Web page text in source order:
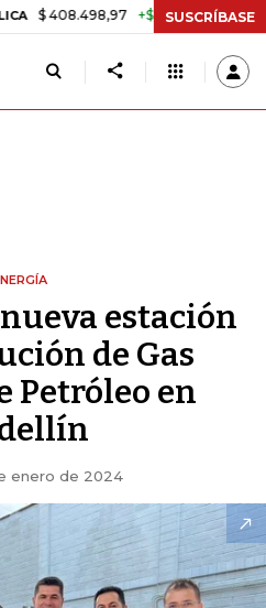
+$ 8.753,81 +2,19%
SUSCRÍBASE
estación
de Gas
Petróleo en
enero de 2024